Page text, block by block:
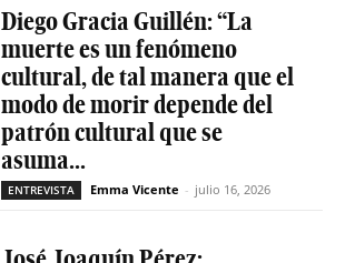
Diego Gracia Guillén: “La
muerte es un fenómeno
cultural, de tal manera que el
modo de morir depende del
patrón cultural que se
asuma...
ENTREVISTA Emma Vicente - julio 16, 2026